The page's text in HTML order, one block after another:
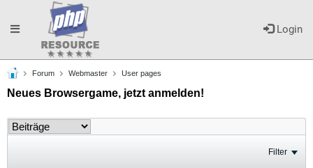
Login
Toggle
navigation
Forum Webmaster User pages
Neues Browsergame, jetzt anmelden!
Filter